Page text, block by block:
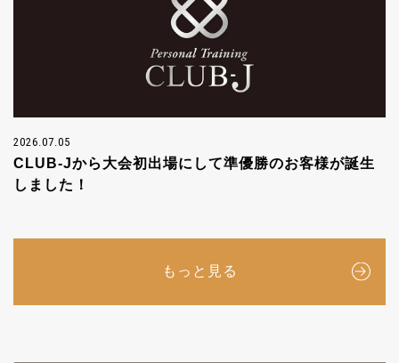
2026.07.05
CLUB-Jから大会初出場にして準優勝のお客様が誕生
しました！
もっと見る